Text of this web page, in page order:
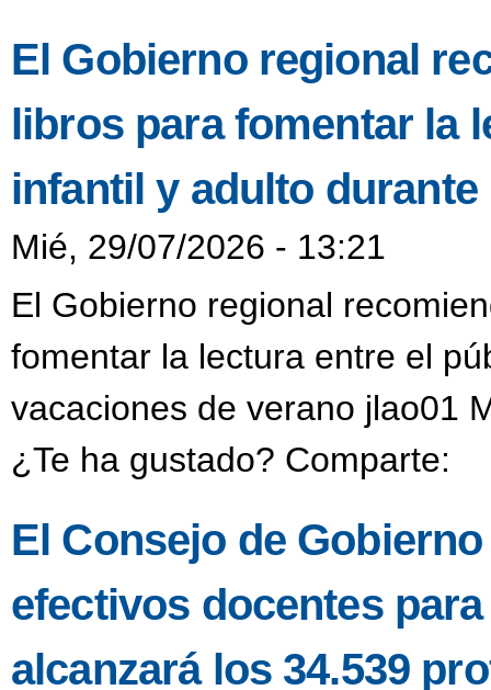
El Gobierno regional
libros para fomentar la
infantil y adulto
Mié, 29/07/2026 - 13:21
El Gobierno regional
fomentar la lectura entre el
vacaciones de verano jlao01
¿Te ha gustado? Comparte:
El Consejo de
efectivos docentes
alcanzará los 34.539